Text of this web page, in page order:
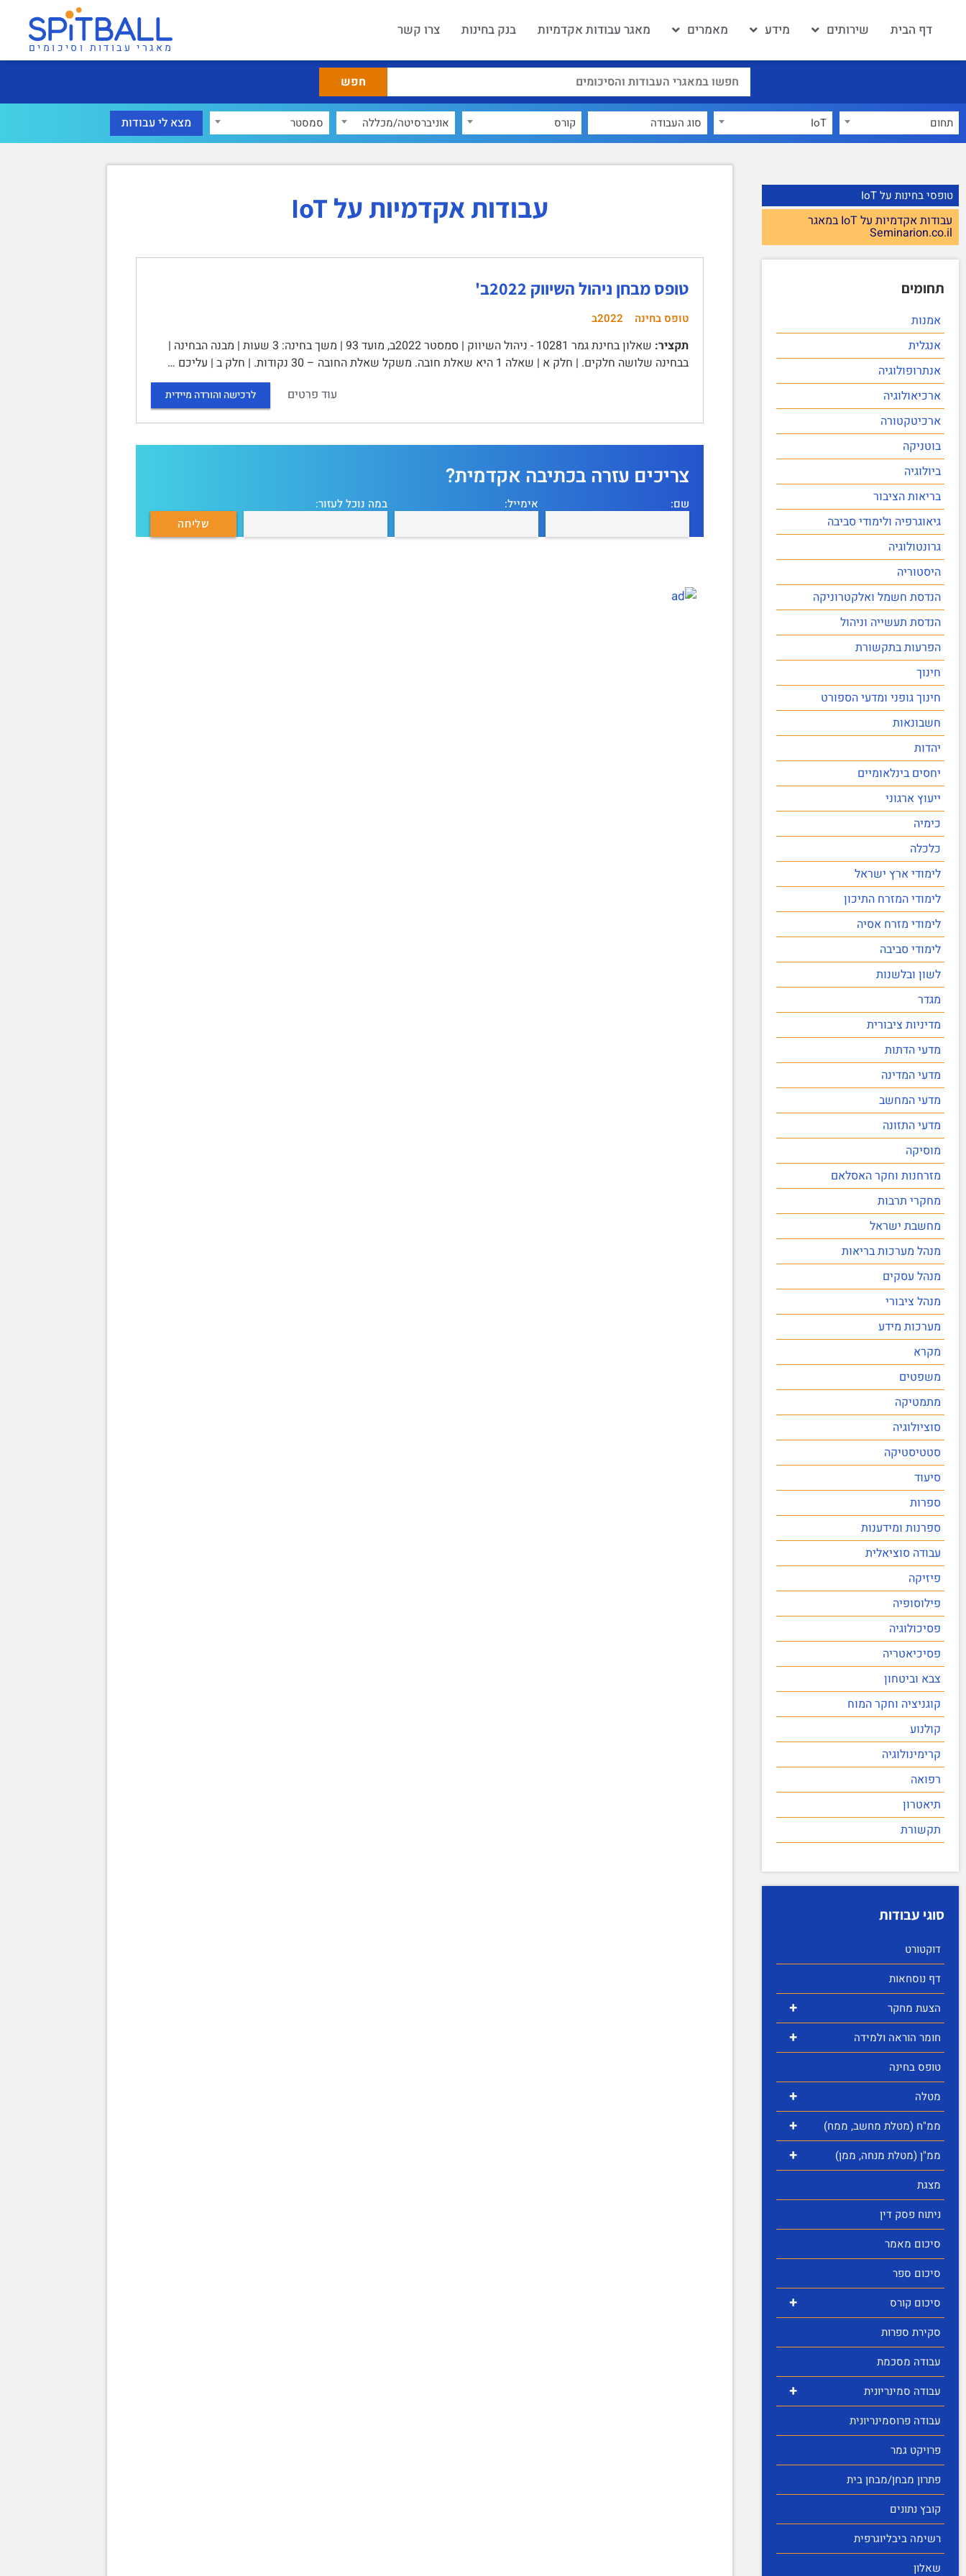
דף הבית שירותים מידע מאמרים מאגר עבודות אקדמיות בנק בחינות צרו קשר
מאגרי עבודות וסיכומים
תחום IoT קורס אוניברסיטה/מכללה סמסטר
טופסי בחינות על IoT
עבודות אקדמיות על IoT במאגר
Seminarion.co.il
תחומים
אמנות
אנגלית
אנתרופולוגיה
ארכיאולוגיה
ארכיטקטורה
בוטניקה
ביולוגיה
בריאות הציבור
גיאוגרפיה ולימודי סביבה
גרונטולוגיה
היסטוריה
הנדסת חשמל ואלקטרוניקה
הנדסת תעשייה וניהול
הפרעות בתקשורת
חינוך
חינוך גופני ומדעי הספורט
חשבונאות
יהדות
יחסים בינלאומיים
ייעוץ ארגוני
כימיה
כלכלה
לימודי ארץ ישראל
לימודי המזרח התיכון
לימודי מזרח אסיה
לימודי סביבה
לשון ובלשנות
מגדר
מדיניות ציבורית
מדעי הדתות
מדעי המדינה
מדעי המחשב
מדעי התזונה
מוסיקה
מזרחנות וחקר האסלאם
מחקרי תרבות
מחשבת ישראל
מנהל מערכות בריאות
מנהל עסקים
מנהל ציבורי
מערכות מידע
מקרא
משפטים
מתמטיקה
סוציולוגיה
סטטיסטיקה
סיעוד
ספרות
ספרנות ומידענות
עבודה סוציאלית
פיזיקה
פילוסופיה
פסיכולוגיה
פסיכיאטריה
צבא וביטחון
קוגניציה וחקר המוח
קולנוע
קרימינולוגיה
רפואה
תיאטרון
תקשורת
סוגי עבודות
דוקטורט
דף נוסחאות
+ הצעת מחקר
+
חומר הוראה ולמידה
טופס בחינה
+ מטלה
+ ממ"ח (מטלת מחשב, ממח)
+
ממ"ן (מטלת מנחה, ממן)
מצגת
ניתוח פסק דין
סיכום מאמר
סיכום ספר
+
סיכום קורס
סקירת ספרות
עבודה מסכמת
+
עבודה סמינריונית
עבודה פרוסמינריונית
פרויקט גמר
פתרון מבחן/מבחן בית
קובץ נתונים
רשימה ביבליוגרפית
שאלון
עבודות אקדמיות על IoT
טופס מבחן ניהול השיווק 2022ב'
טופס בחינה 2022ב
תקציר:
שאלון בחינת גמר 10281 - ניהול השיווק | סמסטר 2022ב, מועד 93 | משך בחינה: 3 שעות | מבנה הבחינה |
בבחינה שלושה חלקים. | חלק א | שאלה 1 היא שאלת חובה. משקל שאלת החובה – 30 נקודות. | חלק ב | עליכם …
עוד פרטים
לרכישה והורדה מיידית
צריכים עזרה בכתיבה אקדמית?
שם: אימייל: במה נוכל לעזור: